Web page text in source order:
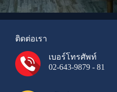
ติดต่อเรา
เบอร์โทรศัพท์
02-643-9879 - 81